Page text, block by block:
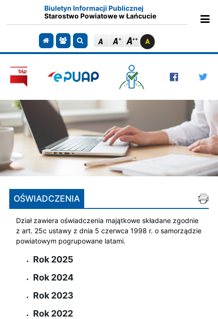
Biuletyn Informacji Publicznej
Starostwo Powiatowe w Łańcucie
Przejdź do strony głównej
Przejdź do redakcji
Szukaj
OŚWIADCZENIA
Dział zawiera oświadczenia majątkowe składane zgodnie
z art. 25c ustawy z dnia 5 czerwca 1998 r. o samorządzie
powiatowym pogrupowane latami.
Rok 2025
Rok 2024
Rok 2023
Rok 2022